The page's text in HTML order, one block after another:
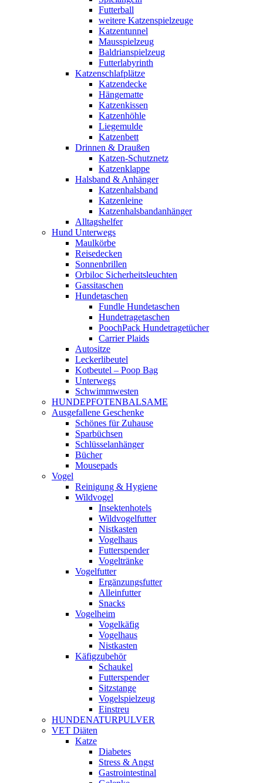
Futterball
weitere Katzenspielzeuge
Katzentunnel
Mausspielzeug
Baldrianspielzeug
Futterlabyrinth
Katzenschlafplätze
Katzendecke
Hängematte
Katzenkissen
Katzenhöhle
Liegemulde
Katzenbett
Drinnen & Draußen
Katzen-Schutznetz
Katzenklappe
Halsband & Anhänger
Katzenhalsband
Katzenleine
Katzenhalsbandanhänger
Alltagshelfer
Hund Unterwegs
Maulkörbe
Reisedecken
Sonnenbrillen
Orbiloc Sicherheitsleuchten
Gassitaschen
Hundetaschen
Fundle Hundetaschen
Hundetragetaschen
PoochPack Hundetragetücher
Carrier Plaids
Autositze
Leckerlibeutel
Kotbeutel – Poop Bag
Unterwegs
Schwimmwesten
HUNDEPFOTENBALSAME
Ausgefallene Geschenke
Schönes für Zuhause
Sparbüchsen
Schlüsselanhänger
Bücher
Mousepads
Vogel
Reinigung & Hygiene
Wildvogel
Insektenhotels
Wildvogelfutter
Nistkasten
Vogelhaus
Futterspender
Vogeltränke
Vogelfutter
Ergänzungsfutter
Alleinfutter
Snacks
Vogelheim
Vogelkäfig
Vogelhaus
Nistkasten
Käfigzubehör
Schaukel
Futterspender
Sitzstange
Vogelspielzeug
Einstreu
HUNDENATURPULVER
VET Diäten
Katze
Diabetes
Stress & Angst
Gastrointestinal